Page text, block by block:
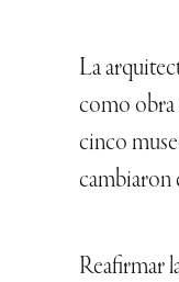
La
como obra
cinco
cambiaron
Reafirmar